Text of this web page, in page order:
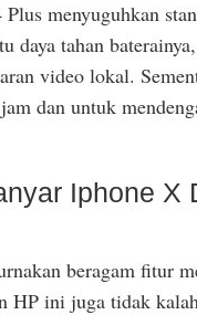
menyuguhkan
daya tahan
video lokal.
dan untuk
Iphone X
beragam fitur
HP ini juga tidak